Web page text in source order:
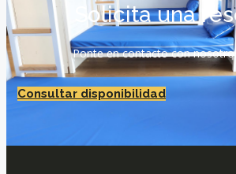
Solicita una
Ponte en contacto con
Consultar disponibilidad